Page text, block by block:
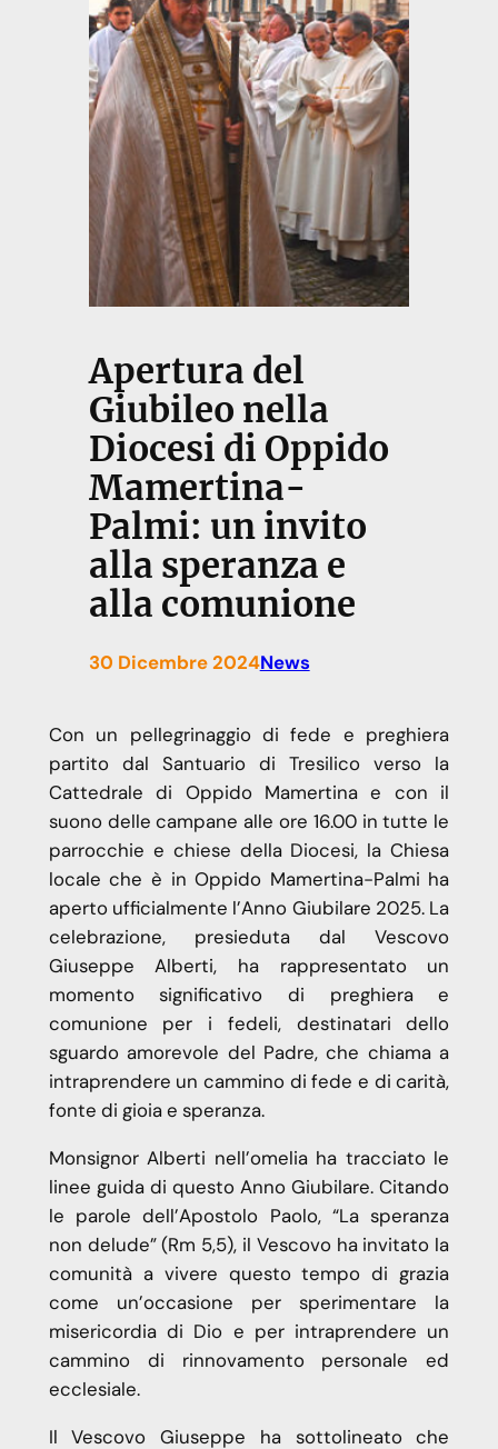
Apertura del
Giubileo nella
Diocesi di Oppido
Mamertina-
Palmi: un invito
alla speranza e
alla comunione
30 Dicembre 2024News
Con un pellegrinaggio di fede e preghiera
partito dal Santuario di Tresilico verso la
Cattedrale di Oppido Mamertina e con il
suono delle campane alle ore 16.00 in tutte le
parrocchie e chiese della Diocesi, la Chiesa
locale che è in Oppido Mamertina-Palmi ha
aperto ufficialmente l’Anno Giubilare 2025. La
celebrazione, presieduta dal Vescovo
Giuseppe Alberti, ha rappresentato un
momento significativo di preghiera e
comunione per i fedeli, destinatari dello
sguardo amorevole del Padre, che chiama a
intraprendere un cammino di fede e di carità,
fonte di gioia e speranza.
Monsignor Alberti nell’omelia ha tracciato le
linee guida di questo Anno Giubilare. Citando
le parole dell’Apostolo Paolo, “La speranza
non delude” (Rm 5,5), il Vescovo ha invitato la
comunità a vivere questo tempo di grazia
come un’occasione per sperimentare la
misericordia di Dio e per intraprendere un
cammino di rinnovamento personale ed
ecclesiale.
Il Vescovo Giuseppe ha sottolineato che